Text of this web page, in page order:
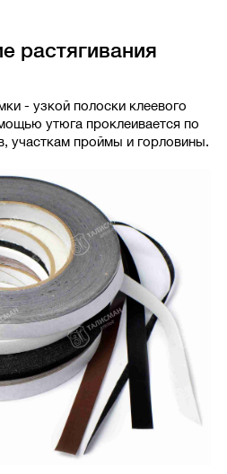
растягивания
- узкой полоски клеевого
утюга проклеивается по
участкам проймы и горловины.